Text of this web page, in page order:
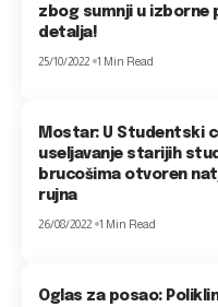
zbog sumnji u izborne
detalja!
25/10/2022 1 Min Read
Mostar: U Studentski
useljavanje starijih
brucošima otvoren
rujna
26/08/2022 1 Min Read
Oglas za posao: